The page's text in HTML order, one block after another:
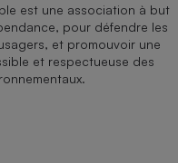
est une association à but
pour défendre les
et promouvoir une
et respectueuse des